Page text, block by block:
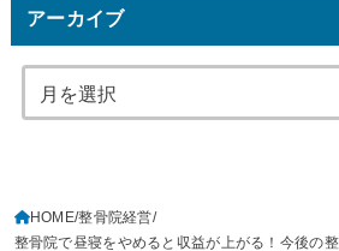
アーカイブ
HOME 整骨院経営
整骨院で昼寝をやめると収益が上がる！今後の